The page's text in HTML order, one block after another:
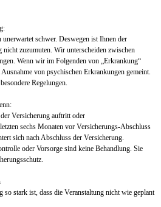
schwer. Deswegen ist Ihnen der
nicht zuzumuten. Wir unterscheiden zwischen
Wenn wir im Folgenden von „Erkrankung“
von psychischen Erkrankungen gemeint.
Regelungen.
Versicherung auftritt oder
sechs Monaten vor Versicherungs-Abschluss
sich nach Abschluss der Versicherung.
oder Vorsorge sind keine Behandlung. Sie
so stark ist, dass die Veranstaltung nicht wie geplant